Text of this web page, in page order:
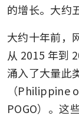
的增长。大约
大约十年前，
从 2015 年到
涌入了大量此
（Philippine
POGO）。这